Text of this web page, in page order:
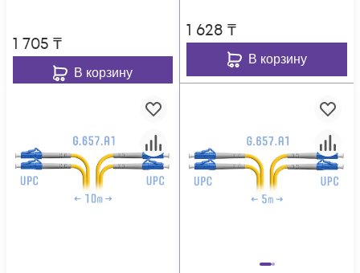
1 705 ₸
В корзину
1 628 ₸
В корзину